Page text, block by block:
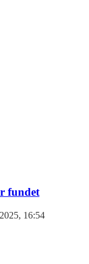
fundet
16:54